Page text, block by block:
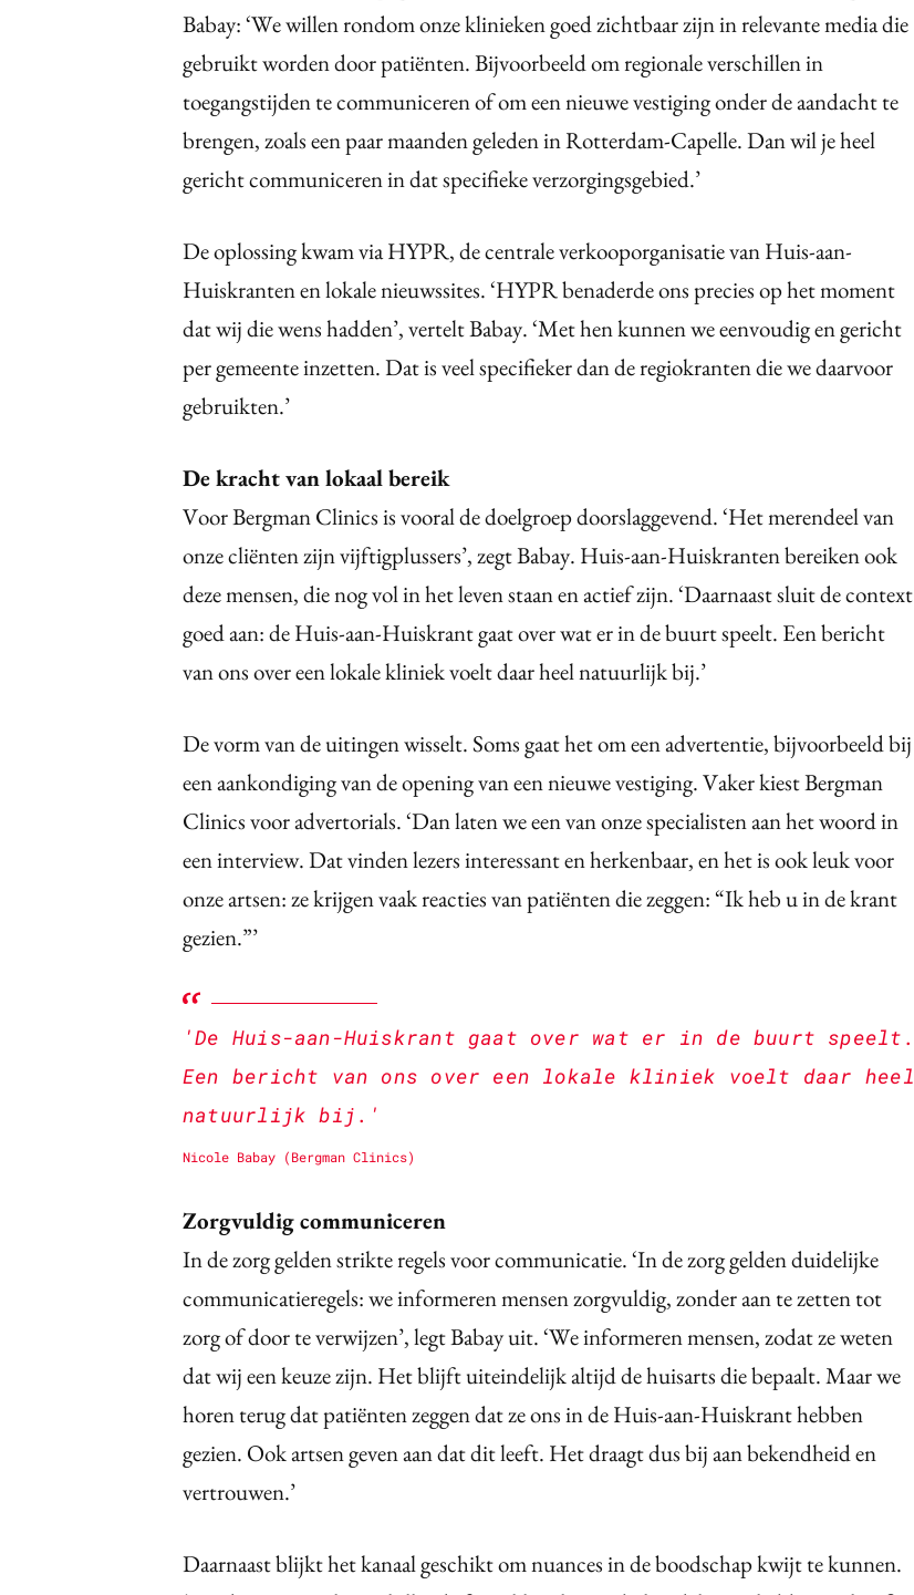
Babay: ‘We willen rondom onze klinieken goed zichtbaar zijn in relevante media die
gebruikt worden door patiënten. Bijvoorbeeld om regionale verschillen in
toegangstijden te communiceren of om een nieuwe vestiging onder de aandacht te
brengen, zoals een paar maanden geleden in Rotterdam-Capelle. Dan wil je heel
gericht communiceren in dat specifieke verzorgingsgebied.’
De oplossing kwam via HYPR, de centrale verkooporganisatie van Huis-aan-
Huiskranten en lokale nieuwssites. ‘HYPR benaderde ons precies op het moment
dat wij die wens hadden’, vertelt Babay. ‘Met hen kunnen we eenvoudig en gericht
per gemeente inzetten. Dat is veel specifieker dan de regiokranten die we daarvoor
gebruikten.’
De kracht van lokaal bereik
Voor Bergman Clinics is vooral de doelgroep doorslaggevend. ‘Het merendeel van
onze cliënten zijn vijftigplussers’, zegt Babay. Huis-aan-Huiskranten bereiken ook
deze mensen, die nog vol in het leven staan en actief zijn. ‘Daarnaast sluit de context
goed aan: de Huis-aan-Huiskrant gaat over wat er in de buurt speelt. Een bericht
van ons over een lokale kliniek voelt daar heel natuurlijk bij.’
De vorm van de uitingen wisselt. Soms gaat het om een advertentie, bijvoorbeeld bij
een aankondiging van de opening van een nieuwe vestiging. Vaker kiest Bergman
Clinics voor advertorials. ‘Dan laten we een van onze specialisten aan het woord in
een interview. Dat vinden lezers interessant en herkenbaar, en het is ook leuk voor
onze artsen: ze krijgen vaak reacties van patiënten die zeggen: “Ik heb u in de krant
gezien.”’
'De Huis-aan-Huiskrant gaat over wat er in de buurt speelt.
Een bericht van ons over een lokale kliniek voelt daar heel
natuurlijk bij.'
Nicole Babay (Bergman Clinics)
Zorgvuldig communiceren
In de zorg gelden strikte regels voor communicatie. ‘In de zorg gelden duidelijke
communicatieregels: we informeren mensen zorgvuldig, zonder aan te zetten tot
zorg of door te verwijzen’, legt Babay uit. ‘We informeren mensen, zodat ze weten
dat wij een keuze zijn. Het blijft uiteindelijk altijd de huisarts die bepaalt. Maar we
horen terug dat patiënten zeggen dat ze ons in de Huis-aan-Huiskrant hebben
gezien. Ook artsen geven aan dat dit leeft. Het draagt dus bij aan bekendheid en
vertrouwen.’
Daarnaast blijkt het kanaal geschikt om nuances in de boodschap kwijt te kunnen.